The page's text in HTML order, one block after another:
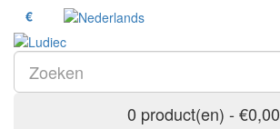
€
0 product(en) - €0,00